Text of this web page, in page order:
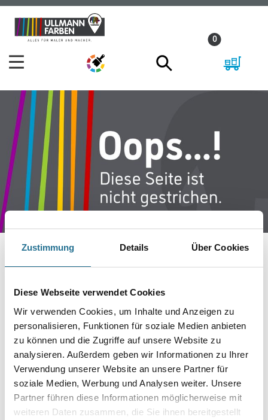
Zustimmung Details Über Cookies
Diese Webseite verwendet Cookies
Wir verwenden Cookies, um Inhalte und Anzeigen zu
personalisieren, Funktionen für soziale Medien anbieten
zu können und die Zugriffe auf unsere Website zu
analysieren. Außerdem geben wir Informationen zu Ihrer
Verwendung unserer Website an unsere Partner für
soziale Medien, Werbung und Analysen weiter. Unsere
Partner führen diese Informationen möglicherweise mit
weiteren Daten zusammen, die Sie ihnen bereitgestellt
Zum
Inhalt
Zum
Navigationsmenü
0
IST AUFGETRETEN
Keine Sorge, wir pinseln schon an der Lösung und
werden das Problem so schnell wie möglich beheben.
Erkunden Sie in der Zwischenzeit unseren Online-Shop
und lassen Sie sich inspirieren.
ZURÜCK ZUM ONLINE-SHOP